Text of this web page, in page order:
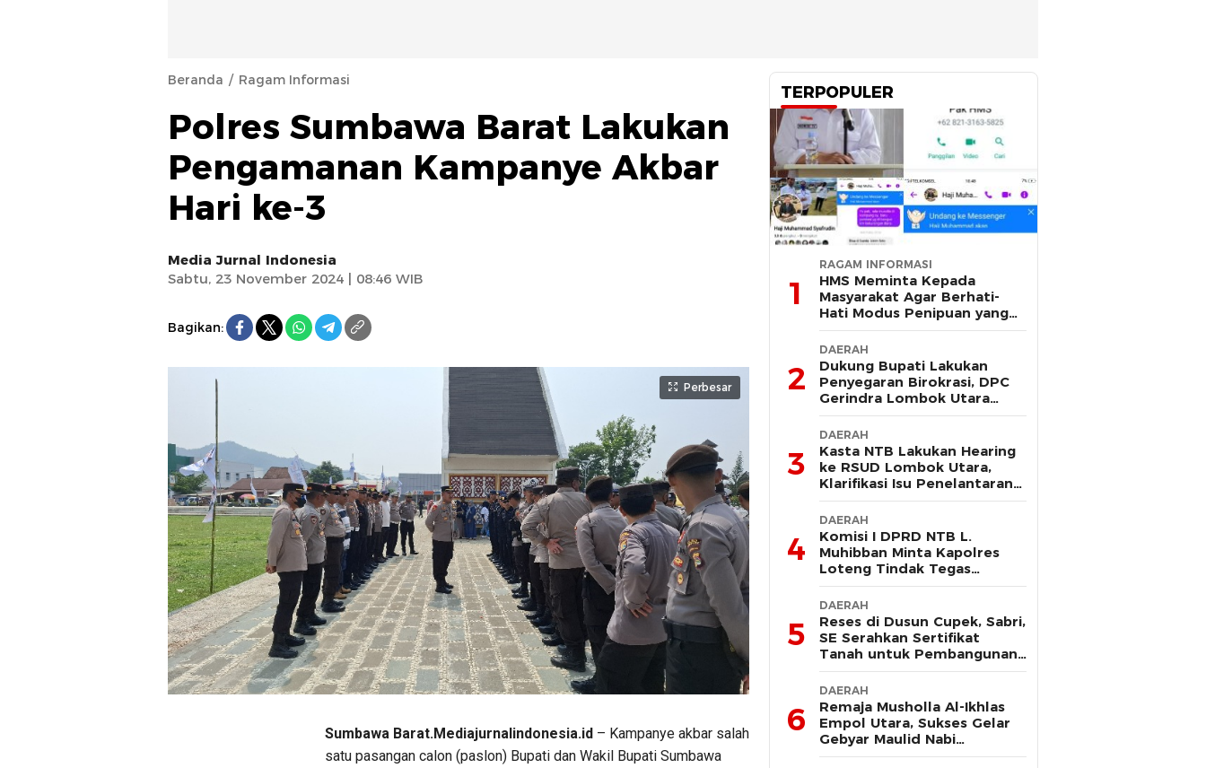
Beranda Ragam Informasi
Polres Sumbawa Barat Lakukan
Pengamanan Kampanye Akbar
Hari ke-3
Media Jurnal Indonesia
Sabtu, 23 November 2024 | 08:46 WIB
Bagikan:
Perbesar
Sumbawa Barat.Mediajurnalindonesia.id – Kampanye akbar salah
satu pasangan calon (paslon) Bupati dan Wakil Bupati Sumbawa
TERPOPULER
1
RAGAM INFORMASI
HMS Meminta Kepada
Masyarakat Agar Berhati-
Hati Modus Penipuan yang
Mengatasnamakan Dirinya
2
DAERAH
Dukung Bupati Lakukan
Penyegaran Birokrasi, DPC
Gerindra Lombok Utara
Sebut Tak Ada Pelanggaran
3
DAERAH
Kasta NTB Lakukan Hearing
ke RSUD Lombok Utara,
Klarifikasi Isu Penelantaran
Ibu Hamil
4
DAERAH
Komisi I DPRD NTB L.
Muhibban Minta Kapolres
Loteng Tindak Tegas
Premanisme DC PT. LNI
5
DAERAH
Reses di Dusun Cupek, Sabri,
SE Serahkan Sertifikat
Tanah untuk Pembangunan
Musholla
6
DAERAH
Remaja Musholla Al-Ikhlas
Empol Utara, Sukses Gelar
Gebyar Maulid Nabi
Muhammad Saw